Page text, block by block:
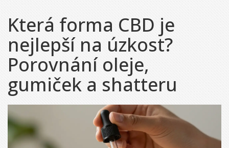
Která forma CBD je
nejlepší na úzkost?
Porovnání oleje,
gumiček a shatteru